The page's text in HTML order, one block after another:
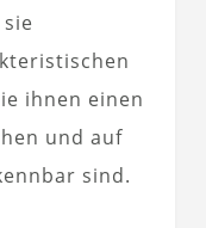
ihnen einen
und auf
sind.